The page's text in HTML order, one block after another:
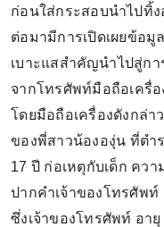
ก่อนใส่กระสอบนำไปทิ้
ต่อมามีการเปิดเผยข้อมู
เบาะแสสำคัญนำไปสู่ก
จากโทรศัพท์มือถือเครื่อ
โดยมือถือเครื่องดังกล่า
ของพี่สาวน้ององุ่น ที่ตำ
17 ปี ก่อเหตุกับเด็ก คว
ปากคำเจ้าของโทรศัพท์
ซึ่งเจ้าของโทรศัพท์ อา